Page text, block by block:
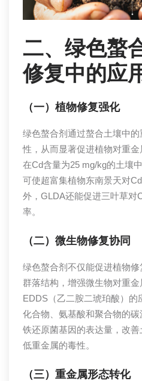
二、绿色螯
修复中的应
（一）植物修复强化
绿色螯合剂通过螯合土壤中
性，从而显著促进植物对重金
在Cd含量为25 mg/kg的土壤
可使超富集植物东南景天对
外，GLDA还能促进三叶草对
率。
（二）微生物修复协同
绿色螯合剂不仅能促进植物
群落结构，增强微生物对重金
EDDS（乙二胺二琥珀酸）的
化合物、氨基酸和聚合物的
铁还原菌基因的表达量，改
低重金属的毒性。
（三）重金属形态转化